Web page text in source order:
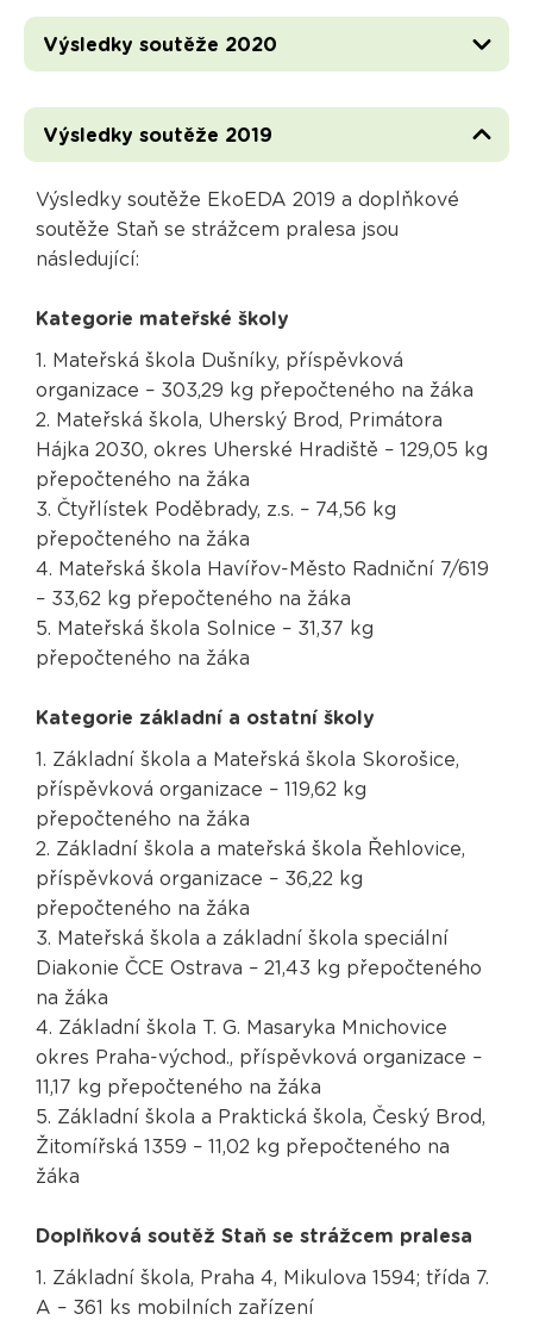
Výsledky soutěže 2020
Výsledky soutěže 2019
Výsledky soutěže EkoEDA 2019 a doplňkové
soutěže Staň se strážcem pralesa jsou
následující:
Kategorie mateřské školy
1. Mateřská škola Dušníky, příspěvková
organizace – 303,29 kg přepočteného na žáka
2. Mateřská škola, Uherský Brod, Primátora
Hájka 2030, okres Uherské Hradiště – 129,05 kg
přepočteného na žáka
3. Čtyřlístek Poděbrady, z.s. – 74,56 kg
přepočteného na žáka
4. Mateřská škola Havířov-Město Radniční 7/619
– 33,62 kg přepočteného na žáka
5. Mateřská škola Solnice – 31,37 kg
přepočteného na žáka
Kategorie základní a ostatní školy
1. Základní škola a Mateřská škola Skorošice,
příspěvková organizace – 119,62 kg
přepočteného na žáka
2. Základní škola a mateřská škola Řehlovice,
příspěvková organizace – 36,22 kg
přepočteného na žáka
3. Mateřská škola a základní škola speciální
Diakonie ČCE Ostrava – 21,43 kg přepočteného
na žáka
4. Základní škola T. G. Masaryka Mnichovice
okres Praha-východ., příspěvková organizace –
11,17 kg přepočteného na žáka
5. Základní škola a Praktická škola, Český Brod,
Žitomířská 1359 – 11,02 kg přepočteného na
žáka
Doplňková soutěž Staň se strážcem pralesa
1. Základní škola, Praha 4, Mikulova 1594; třída 7.
A – 361 ks mobilních zařízení